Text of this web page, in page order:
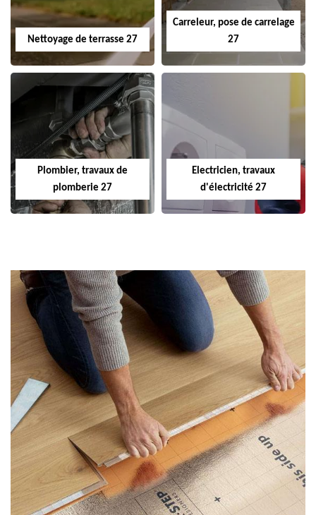
Nettoyage de terrasse 27
Carreleur, pose de carrelage
27
Plombier, travaux de
plomberie 27
Electricien, travaux
d'électricité 27